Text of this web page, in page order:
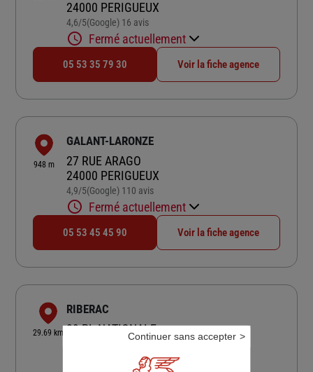
24000 PERIGUEUX
4,6/5Note de 4.6 sur 5
(Google) 16 avis
Fermé actuellement
05 53 35 79 30 Voir la fiche agence
948 m
GALANT-LARONZE
27 RUE ARAGO
24000 PERIGUEUX
4,9/5Note de 4.9 sur 5
(Google) 110 avis
Fermé actuellement
05 53 45 45 90 Voir la fiche agence
29.69 km
RIBERAC
39 PL NATIONALE
24600 RIBERAC
(Google) 14 avis
Continuer sans accepter